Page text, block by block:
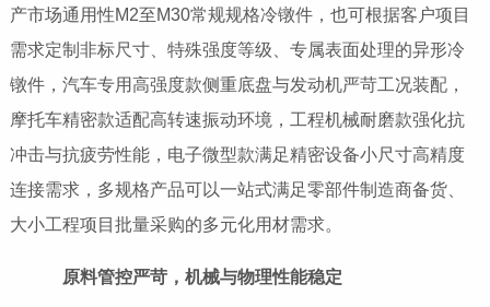
产市场通用性M2至M30常规规格冷镦件，也可根据客户项目
需求定制非标尺寸、特殊强度等级、专属表面处理的异形冷
镦件，汽车专用高强度款侧重底盘与发动机严苛工况装配，
摩托车精密款适配高转速振动环境，工程机械耐磨款强化抗
冲击与抗疲劳性能，电子微型款满足精密设备小尺寸高精度
连接需求，多规格产品可以一站式满足零部件制造商备货、
大小工程项目批量采购的多元化用材需求。
原料管控严苛，机械与物理性能稳定